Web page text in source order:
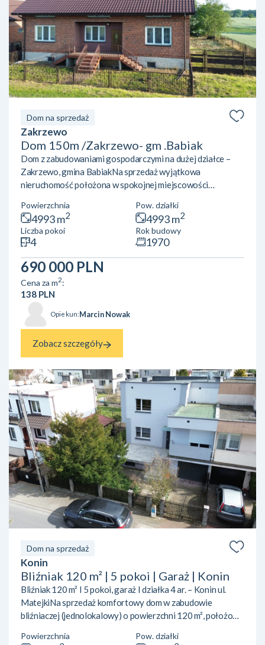
Dom na sprzedaż
Zakrzewo
Dom 150m /Zakrzewo- gm .Babiak
Dom z zabudowaniami gospodarczymi na dużej działce –
Zakrzewo, gmina BabiakNa sprzedaż wyjątkowa
nieruchomość położona w spokojnej miejscowości
miejsce dla osób ceniących ciszę, przestrzeń oraz bliskość
natury. Wieś liczy zaledwie około 200 mieszkańców i
charakteryzuje się spokojnym, rolniczym
charakterem.Nieruchomość obejmuje dom o powierzchni
użytkowej około 150 m² usytuowany na działce o
powierzchni 50 arów (5000 m²). Dodatkowym atute...
Powierzchnia
4993 m2
Pow. działki
4993 m2
Liczba pokoi
4
Rok budowy
1970
690 000 PLN
Cena za m2:
138 PLN
Opiekun:Marcin Nowak
Zobacz szczegóły
Dom na sprzedaż
Konin
Bliźniak 120 m² | 5 pokoi | Garaż | Konin
Bliźniak 120 m² I 5 pokoi, garaż I działka 4 ar. – Konin ul.
MatejkiNa sprzedaż komfortowy dom w zabudowie
bliźniaczej (jednolokalowy) o powierzchni 120 m², położony
Matejki.Układ pomieszczeń:Parter: przestronny salon z
Powierzchnia Pow. działki